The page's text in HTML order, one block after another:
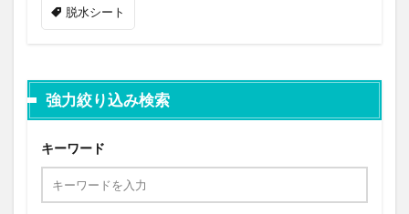
脱水シート
強力絞り込み検索
キーワード